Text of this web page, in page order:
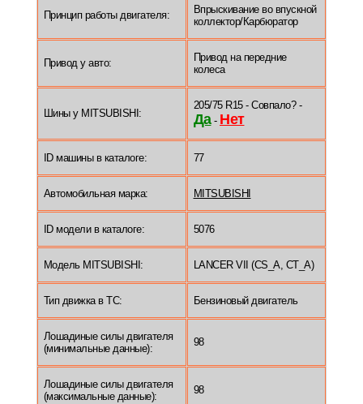
Принцип работы двигателя:
Впрыскивание во впускной
коллектор/Карбюратор
Привод у авто:
Привод на передние
колеса
Шины у MITSUBISHI:
205/75 R15 - Совпало? -
Да- Нет
ID машины в каталоге: 77
Автомобильная марка: MITSUBISHI
ID модели в каталоге: 5076
Модель MITSUBISHI: LANCER VII (CS_A, CT_A)
Тип движка в ТС: Бензиновый двигатель
Лошадиные силы двигателя
(минимальные данные):
98
Лошадиные силы двигателя
(максимальные данные):
98